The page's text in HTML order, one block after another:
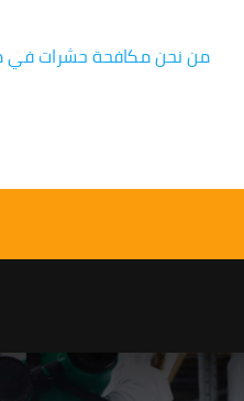
من نحن مكافحة حشرات في